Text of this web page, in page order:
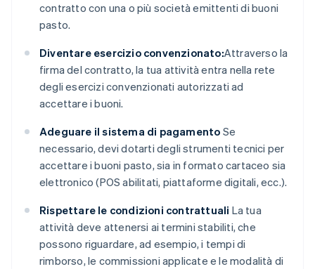
contratto con una o più società emittenti di buoni
pasto.
Diventare esercizio convenzionato:Attraverso la
firma del contratto, la tua attività entra nella rete
degli esercizi convenzionati autorizzati ad
accettare i buoni.
Adeguare il sistema di pagamento Se
necessario, devi dotarti degli strumenti tecnici per
accettare i buoni pasto, sia in formato cartaceo sia
elettronico (POS abilitati, piattaforme digitali, ecc.).
Rispettare le condizioni contrattuali La tua
attività deve attenersi ai termini stabiliti, che
possono riguardare, ad esempio, i tempi di
rimborso, le commissioni applicate e le modalità di